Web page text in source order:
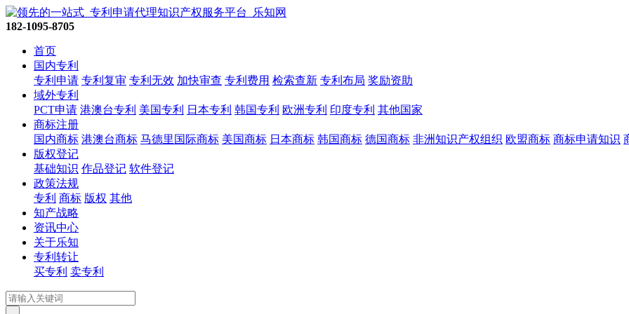
182-1095-8705
首页
国内专利
专利申请 专利复审 专利无效 加快审查 专利费用 检索查新 专利布局 奖励资助
域外专利
PCT申请 港澳台专利 美国专利 日本专利 韩国专利 欧洲专利 印度专利 其他国家
商标注册
国内商标 港澳台商标 马德里国际商标 美国商标 日本商标 韩国商标 德国商标 非洲知识产权组织 欧盟商标 商标申请知识
版权登记
基础知识 作品登记 软件登记
政策法规
专利 商标 版权 其他
知产战略
资讯中心
关于乐知
专利转让
买专利 卖专利